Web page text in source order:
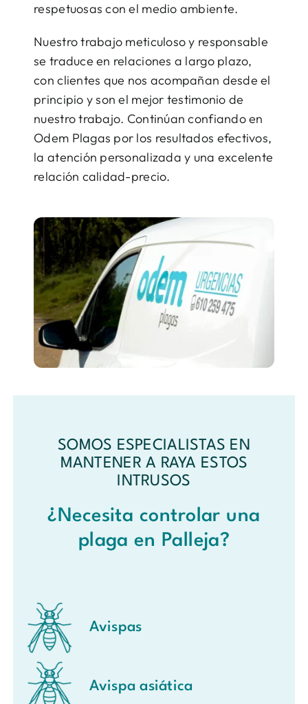
respetuosas con el medio ambiente.
Nuestro trabajo meticuloso y responsable
se traduce en relaciones a largo plazo,
con clientes que nos acompañan desde el
principio y son el mejor testimonio de
nuestro trabajo. Continúan confiando en
Odem Plagas por los resultados efectivos,
la atención personalizada y una excelente
relación calidad-precio.
SOMOS ESPECIALISTAS EN
MANTENER A RAYA ESTOS
INTRUSOS
¿Necesita controlar una
plaga en Palleja?
Avispas
Avispa asiática